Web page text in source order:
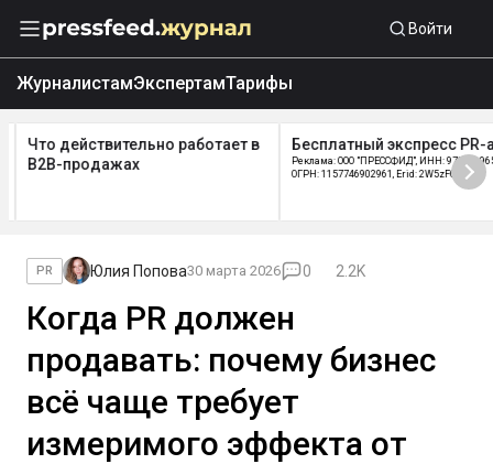
Войти
ЖурналистамЭкспертамТарифы
Что действительно работает в
B2B-продажах
Бесплатный экспресс PR-
Реклама: ООО "ПРЕССФИД", ИНН:
ОГРН: 1157746902961, Erid: 2W5zFGDycPz
PR Юлия Попова30 марта 2026 0 2.2K
Когда PR должен
продавать: почему бизнес
всё чаще требует
измеримого эффекта от